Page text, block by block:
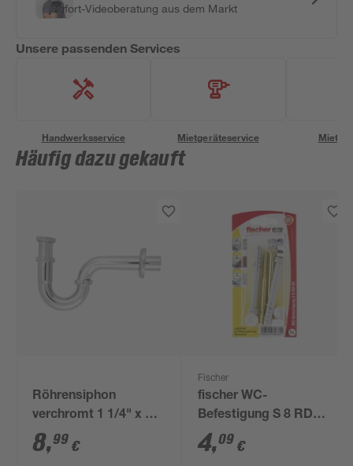
Sofort-Videoberatung aus dem Markt
Unsere passenden Services
Handwerksservice Mietgeräteservice
Häufig dazu gekauft
Röhrensiphon
verchromt 1 1/4" x 32
mm
8,99 €
Fischer
fischer WC-
Befestigung S 8 RD
80 2 Stück
4,09 €